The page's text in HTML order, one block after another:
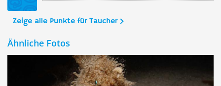
Zeige alle Punkte für Taucher
Ähnliche Fotos